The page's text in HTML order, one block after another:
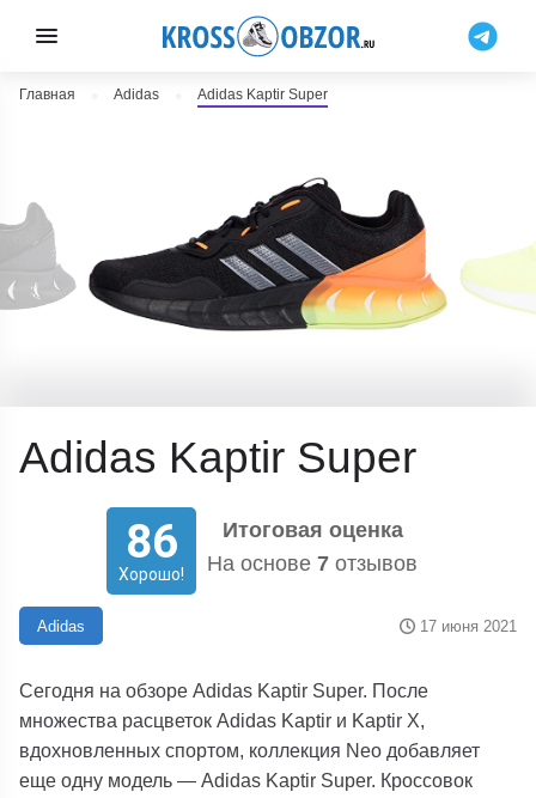
Главная Adidas Adidas Kaptir Super
Adidas Kaptir Super
86
Хорошо!
Итоговая оценка
На основе 7 отзывов
Adidas 17 июня 2021
Сегодня на обзоре Adidas Kaptir Super. После
множества расцветок Adidas Kaptir и Kaptir X,
вдохновленных спортом, коллекция Neo добавляет
еще одну модель — Adidas Kaptir Super. Кроссовок